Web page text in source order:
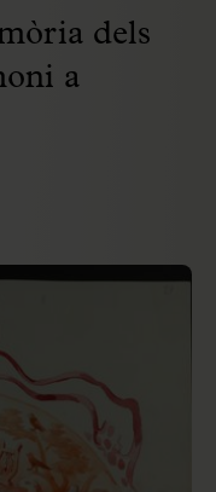
dels
a